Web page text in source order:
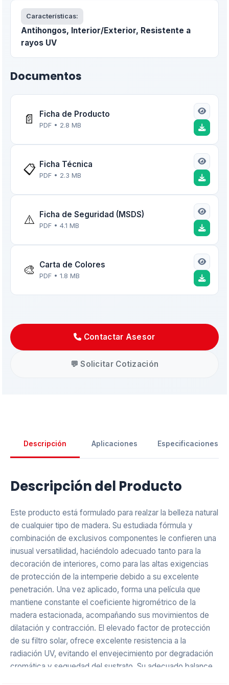
Características:
Antihongos, Interior/Exterior, Resistente a
rayos UV
Documentos
📄 Ficha de Producto
PDF • 2.8 MB
📋 Ficha Técnica
PDF • 2.3 MB
⚠️ Ficha de Seguridad (MSDS)
PDF • 4.1 MB
🎨 Carta de Colores
PDF • 1.8 MB
Contactar Asesor
💬 Solicitar Cotización
Descripción Aplicaciones Especificaciones
Descripción del Producto
Este producto está formulado para realzar la belleza natural
de cualquier tipo de madera. Su estudiada fórmula y
combinación de exclusivos componentes le confieren una
inusual versatilidad, haciéndolo adecuado tanto para la
decoración de interiores, como para las altas exigencias
de protección de la intemperie debido a su excelente
penetración. Una vez aplicado, forma una película que
mantiene constante el coeficiente higrométrico de la
madera estacionada, acompañando sus movimientos de
dilatación y contracción. El elevado factor de protección
de su filtro solar, ofrece excelente resistencia a la
radiación UV, evitando el envejecimiento por degradación
cromática y sequedad del sustrato. Su adecuado balance
Asistente EMAPI